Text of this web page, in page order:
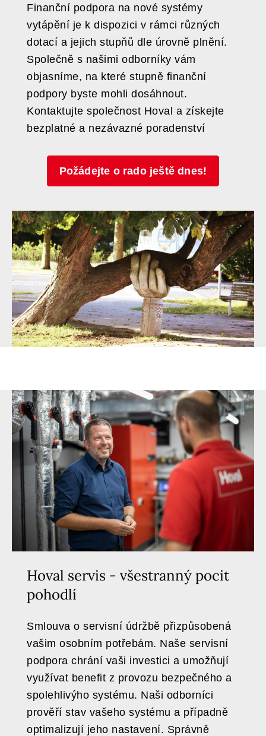
Finanční podpora na nové systémy
vytápění je k dispozici v rámci různých
dotací a jejich stupňů dle úrovně plnění.
Společně s našimi odborníky vám
objasníme, na které stupně finanční
podpory byste mohli dosáhnout.
Kontaktujte společnost Hoval a získejte
bezplatné a nezávazné poradenství
Požádejte o rado ještě dnes!
Hoval servis - všestranný pocit
pohodlí
Smlouva o servisní údržbě přizpůsobená
vašim osobním potřebám. Naše servisní
podpora chrání vaši investici a umožňují
využívat benefit z provozu bezpečného a
spolehlivýho systému. Naši odborníci
prověří stav vašeho systému a případně
optimalizují jeho nastavení. Správně